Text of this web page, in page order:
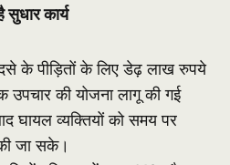
कार्य
के पीड़ितों के लिए डेढ़ लाख रुपये
की योजना लागू की गई
घायल व्यक्तियों को समय पर
जा सके।